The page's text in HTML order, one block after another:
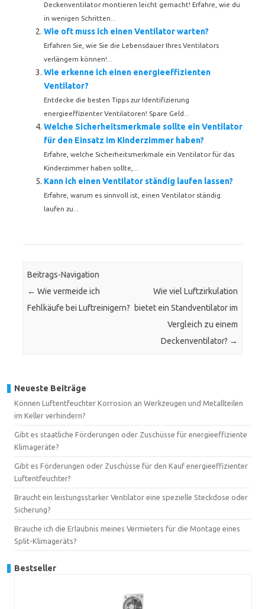
Deckenventilator montieren leicht gemacht! Erfahre, wie du
in wenigen Schritten...
Wie oft muss ich einen Ventilator warten?
Erfahren Sie, wie Sie die Lebensdauer Ihres Ventilators
verlängern können!...
Wie erkenne ich einen energieeffizienten
Ventilator?
Entdecke die besten Tipps zur Identifizierung
energieeffizienter Ventilatoren! Spare Geld...
Welche Sicherheitsmerkmale sollte ein Ventilator
für den Einsatz im Kinderzimmer haben?
Erfahre, welche Sicherheitsmerkmale ein Ventilator für das
Kinderzimmer haben sollte,...
Kann ich einen Ventilator ständig laufen lassen?
Erfahre, warum es sinnvoll ist, einen Ventilator ständig
laufen zu...
Beitrags-Navigation
← Wie vermeide ich
Fehlkäufe bei Luftreinigern?
Wie viel Luftzirkulation
bietet ein Standventilator im
Vergleich zu einem
Deckenventilator? →
Neueste Beiträge
Können Luftentfeuchter Korrosion an Werkzeugen und Metallteilen
im Keller verhindern?
Gibt es staatliche Förderungen oder Zuschüsse für energieeffiziente
Klimageräte?
Gibt es Förderungen oder Zuschüsse für den Kauf energieeffizienter
Luftentfeuchter?
Braucht ein leistungsstarker Ventilator eine spezielle Steckdose oder
Sicherung?
Brauche ich die Erlaubnis meines Vermieters für die Montage eines
Split-Klimageräts?
Bestseller